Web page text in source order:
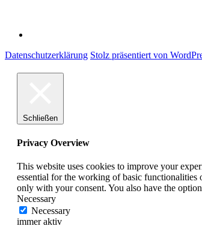
Datenschutzerklärung Stolz präsentiert von
Schließen
Privacy Overview
This website uses cookies to improve your
essential for the working of basic functionalities
only with your consent. You also have the
Necessary
Necessary
immer aktiv